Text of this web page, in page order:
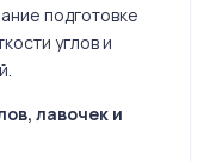
подготовке
углов и
лавочек и